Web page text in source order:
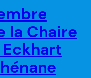
la Chaire